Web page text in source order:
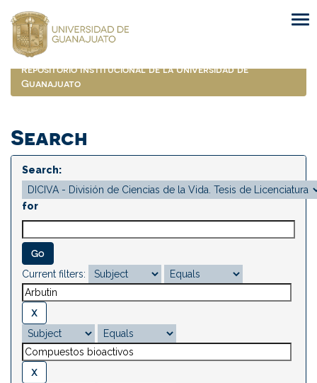
navigation
Repositorio Institucional de la Universidad de
Guanajuato
Search
Search:
for
Current filters: